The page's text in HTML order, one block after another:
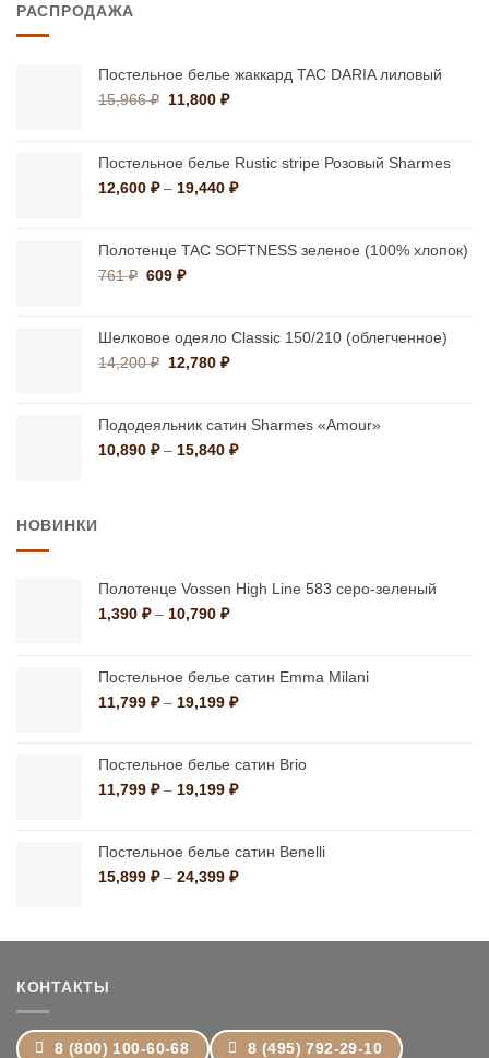
РАСПРОДАЖА
Постельное белье жаккард TAC DARIA лиловый
15,966₽ Первоначальная
15,966 ₽.
11,800₽Текущая
Постельное белье Rustic stripe Розовый Sharmes
12,600 ₽ – 19,440 ₽Диапазон
–
Полотенце TAC SOFTNESS зеленое (100% хлопок)
761₽ Первоначальная
761 ₽.
609₽Текущая
Шелковое одеяло Classic 150/210 (облегченное)
14,200₽ Первоначальная
14,200 ₽.
12,780₽Текущая
Пододеяльник сатин Sharmes «Amour»
10,890 ₽ – 15,840 ₽Диапазон
НОВИНКИ
Полотенце Vossen High Line 583 серо-зеленый
1,390 ₽ – 10,790 ₽Диапазон
–
10,790 ₽
Постельное белье сатин Emma Milani
11,799 ₽ – 19,199 ₽Диапазон
–
19,199 ₽
Постельное белье сатин Brio
11,799 ₽ – 19,199 ₽Диапазон
–
19,199 ₽
Постельное белье сатин Benelli
15,899 ₽ – 24,399 ₽Диапазон
–
КОНТАКТЫ
8 (800) 100-60-68 8 (495) 792-29-10